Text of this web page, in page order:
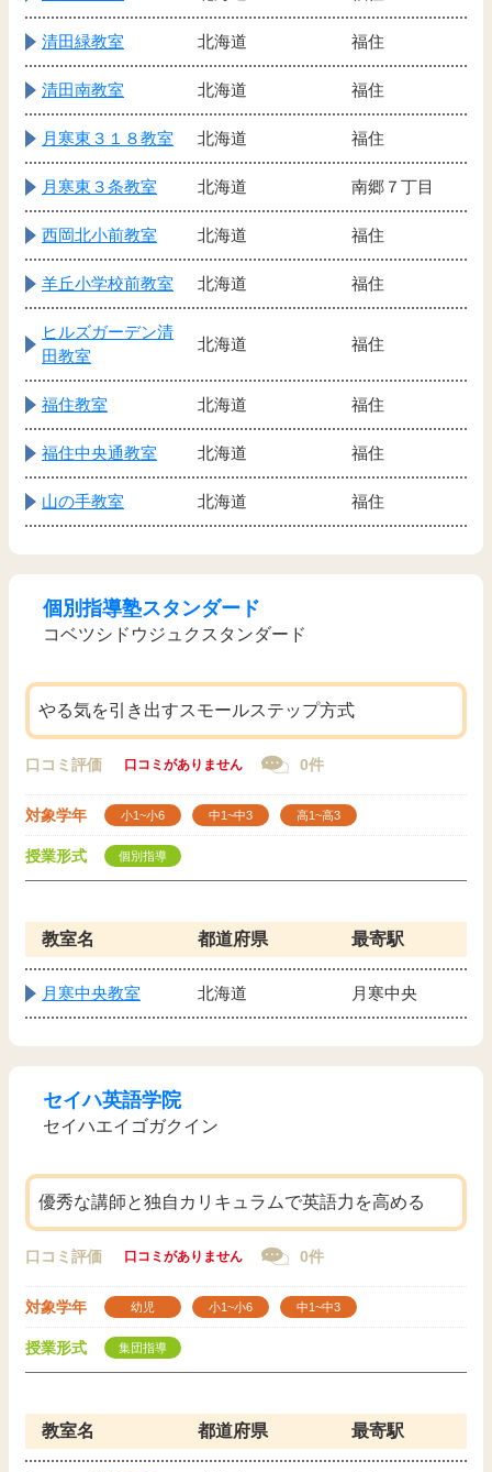
清田緑教室 北海道 福住
清田南教室 北海道 福住
月寒東３１８教室 北海道 福住
月寒東３条教室 北海道 南郷７丁目
西岡北小前教室 北海道 福住
羊丘小学校前教室 北海道 福住
ヒルズガーデン清
田教室
北海道 福住
福住教室 北海道 福住
福住中央通教室 北海道 福住
山の手教室 北海道 福住
個別指導塾スタンダード
コベツシドウジュクスタンダード
やる気を引き出すスモールステップ方式
口コミ評価 口コミがありません 0件
対象学年 小1~小6 中1~中3 高1~高3
授業形式 個別指導
教室名 都道府県 最寄駅
月寒中央教室 北海道 月寒中央
セイハ英語学院
セイハエイゴガクイン
優秀な講師と独自カリキュラムで英語力を高める
口コミ評価 口コミがありません 0件
対象学年 幼児 小1~小6 中1~中3
授業形式 集団指導
教室名 都道府県 最寄駅